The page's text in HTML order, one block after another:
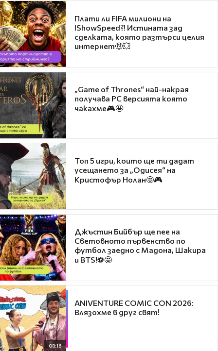
Плати ли FIFA милиони на
IShowSpeed?! Истината зад
сделката, която разтърси целия
интернет🤑💥
„Game of Thrones“ най-накрая
получава PC версията която
чакахме🎮🤩
Топ 5 игри, които ще ти дадат
усещането за „Одисея“ на
Кристофър Нолан🤩🎮
Джъстин Бийбър ще пее на
Световното първенство по
футбол заедно с Мадона, Шакира
и BTS!⚽🤩
08:16
ANIVENTURE COMIC CON 2026:
Влязохме в друг свят!